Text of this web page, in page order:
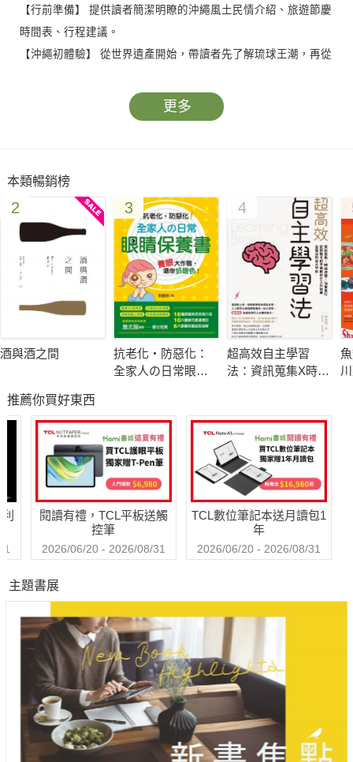
【行前準備】 提供讀者簡潔明瞭的沖繩風土民情介紹、旅遊節慶
時間表、行程建議。
【沖繩初體驗】 從世界遺產開始，帶讀者先了解琉球王潮，再從
最在地？進而介紹十足代表沖繩的泡盛、燒窯與三線琴，而出國
必買的伴手禮當然是不可或缺的，讓讀者迅速掌握沖繩最具特色
繩各區重點城市，囊括歷史背景、遊玩重點、景點介紹，並輔以
詳實的地圖，讓讀者邊走邊玩，輕鬆暢遊各個經典熱門景點。
【經典路線】 規劃國際通周邊、沖繩中部加北部自駕遊、離島賞
鯨、無人島探險等……數條非去不可的經典旅遊路線，聽島歌、
看盡琉球王朝的興衰、在藍天碧海下的各式各樣的水上活動、島
縣獨有的海岸線自然景觀等。
。【旅遊錦囊】 提供最詳實的遊沖繩注意事項，包含當地交通、
住宿，如何利用汽車玩遍沖繩等等……讓讀有效率的遊玩沖繩！
更多
本類暢銷榜
2
酒與酒之間
3
抗老化‧防惡化：
全家人の日常眼睛
4
超高效自主學習
法：資訊蒐集X時間
升工作效率皆適用
的五大守則
推薦你買好東西
閱讀有禮，TCL平板送觸
控筆
2026/06/20 - 2026/08/31
TCL數位筆記本送月讀包1
年
2026/06/20 - 2026/08/31
主題書展